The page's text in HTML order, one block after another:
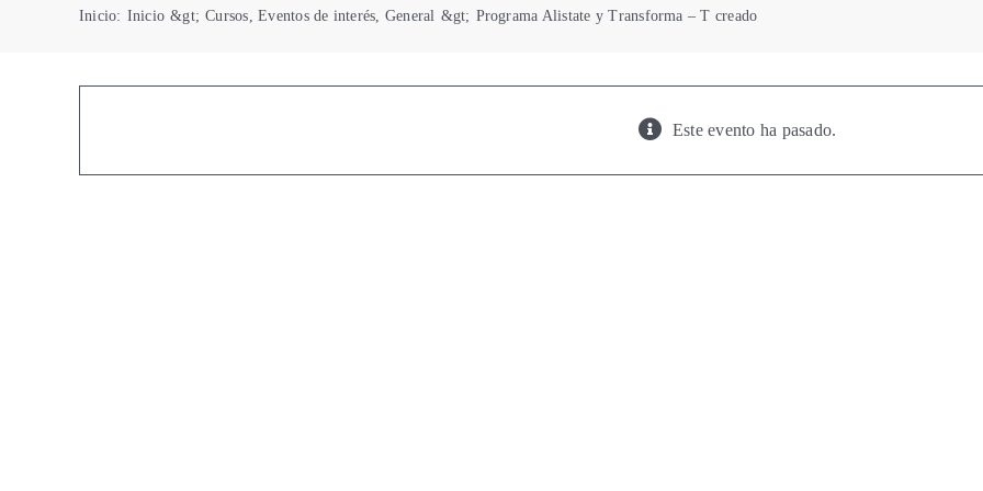
Inicio: Inicio &gt; Cursos,Eventos de interés, General &gt; Programa Alistate y Transforma – T creado
Este evento ha pasado.